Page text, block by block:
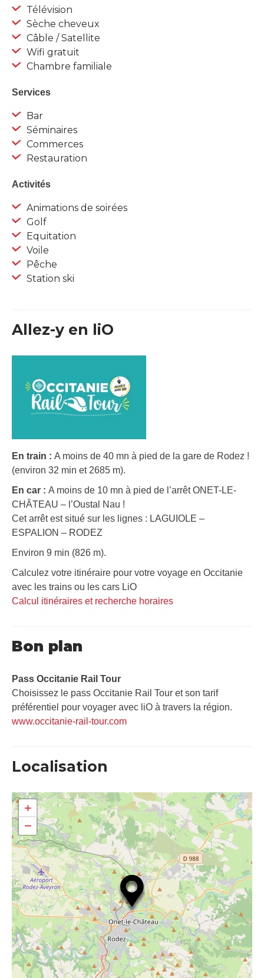
Télévision
Sèche cheveux
Câble / Satellite
Wifi gratuit
Chambre familiale
Services
Bar
Séminaires
Commerces
Restauration
Activités
Animations de soirées
Golf
Equitation
Voile
Pêche
Station ski
Allez-y en liO
En train : A moins de 40 mn à pied de la gare de Rodez !
(environ 32 min et 2685 m).
En car : A moins de 10 mn à pied de l’arrêt ONET-LE-
CHÂTEAU – l’Oustal Nau !
Cet arrêt est situé sur les lignes : LAGUIOLE –
ESPALION – RODEZ
Environ 9 min (826 m).
Calculez votre itinéraire pour votre voyage en Occitanie
avec les trains ou les cars LiO
Calcul itinéraires et recherche horaires
Bon plan
Pass Occitanie Rail Tour​
Choisissez le pass Occitanie Rail Tour et son tarif
préférentiel pour voyager avec liO à travers la région.
www.occitanie-rail-tour.com
Localisation
+
−